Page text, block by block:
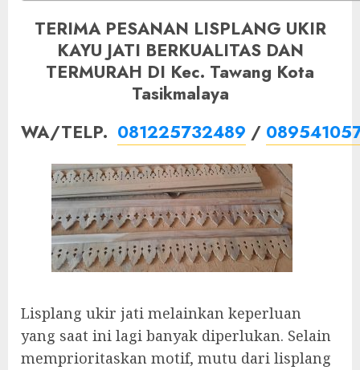
TERIMA PESANAN LISPLANG UKIR
KAYU JATI BERKUALITAS DAN
TERMURAH DI Kec. Tawang Kota
Tasikmalaya
WA/TELP. 081225732489 /
Lisplang ukir jati melainkan keperluan
yang saat ini lagi banyak diperlukan. Selain
memprioritaskan motif, mutu dari lisplang